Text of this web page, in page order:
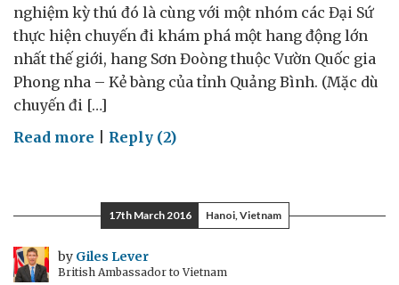
nghiệm kỳ thú đó là cùng với một nhóm các Đại Sứ
thực hiện chuyến đi khám phá một hang động lớn
nhất thế giới, hang Sơn Đoòng thuộc Vườn Quốc gia
Phong nha – Kẻ bàng của tỉnh Quảng Bình. (Mặc dù
chuyến đi […]
Read more on
–
một
viên
ngọc
Reply (2)
17th March 2016 Hanoi, Vietnam
by Giles Lever
British Ambassador to Vietnam